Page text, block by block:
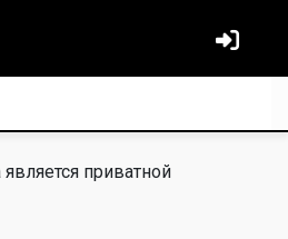
приватной